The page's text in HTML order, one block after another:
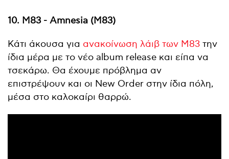
10. M83 - Amnesia (M83)
Κάτι άκουσα για ανακοίνωση λάιβ των M83 την
ίδια μέρα με το νέο album release και είπα να
τσεκάρω. Θα έχουμε πρόβλημα αν
επιστρέψουν και οι New Order στην ίδια πόλη,
μέσα στο καλοκαίρι θαρρώ.